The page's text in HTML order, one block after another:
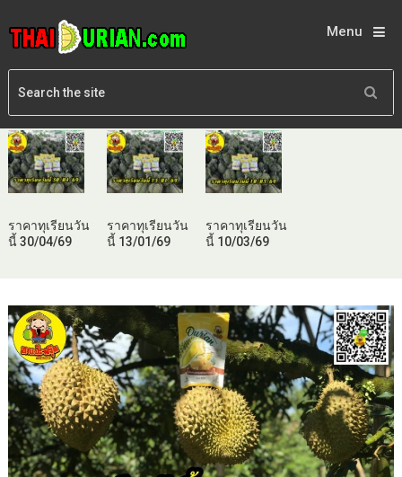
Menu
ราคาทุเรียนวัน
นี้ 30/04/69
ราคาทุเรียนวัน
นี้ 13/01/69
ราคาทุเรียนวัน
นี้ 10/03/69